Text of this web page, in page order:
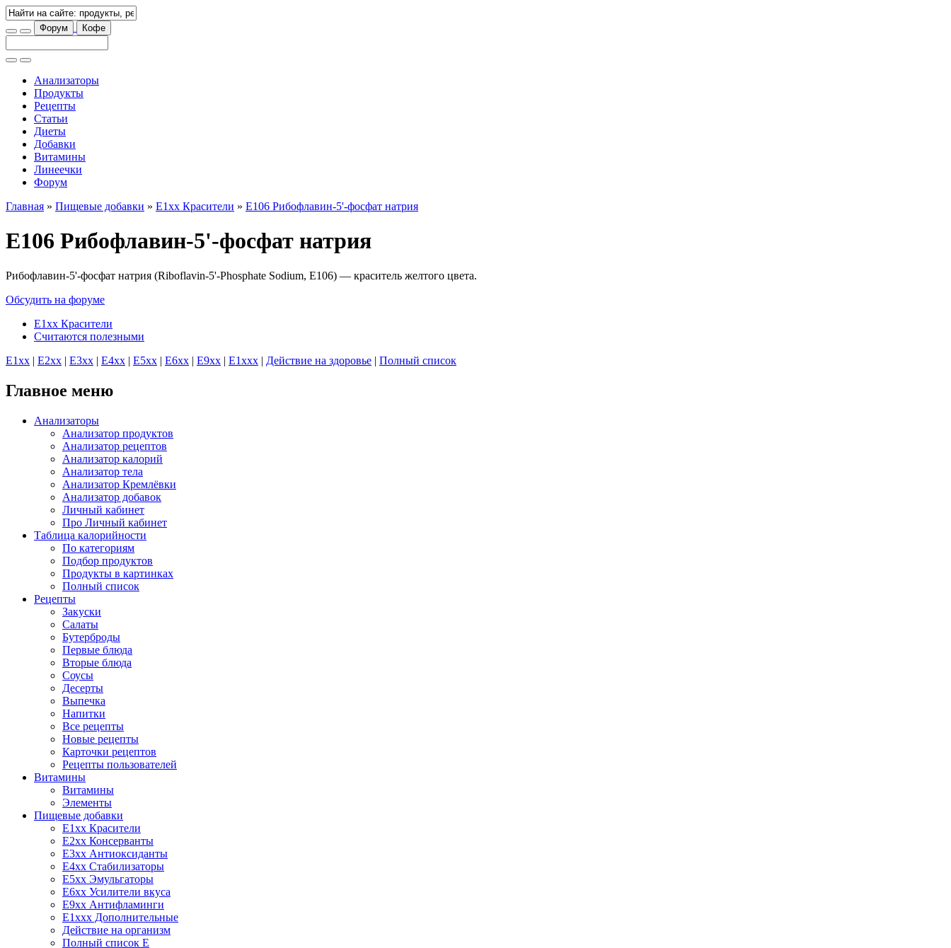
Форум Кофе
Анализаторы
Продукты
Рецепты
Статьи
Диеты
Добавки
Витамины
Линеечки
Форум
Главная » Пищевые добавки » E1xx Красители » E106 Рибофлавин-5'-фосфат натрия
E106 Рибофлавин-5'-фосфат натрия
Рибофлавин-5'-фосфат натрия (Riboflavin-5'-Phosphate Sodium, E106) — краситель желтого цвета.
Обсудить на форуме
E1xx Красители
Считаются полезными
E1хх | E2хх | E3хх | E4хх | E5хх | E6хх | E9хх | E1xхх | Действие на здоровье | Полный список
Главное меню
Анализаторы
Анализатор продуктов
Анализатор рецептов
Анализатор калорий
Анализатор тела
Анализатор Кремлёвки
Анализатор добавок
Личный кабинет
Про Личный кабинет
Таблица калорийности
По категориям
Подбор продуктов
Продукты в картинках
Полный список
Рецепты
Закуски
Салаты
Бутерброды
Первые блюда
Вторые блюда
Соусы
Десерты
Выпечка
Напитки
Все рецепты
Новые рецепты
Карточки рецептов
Рецепты пользователей
Витамины
Витамины
Элементы
Пищевые добавки
E1xx Красители
E2xx Консерванты
E3xx Антиоксиданты
E4xx Стабилизаторы
E5xx Эмульгаторы
E6xx Усилители вкуса
E9xx Антифламинги
E1xxx Дополнительные
Действие на организм
Полный список E